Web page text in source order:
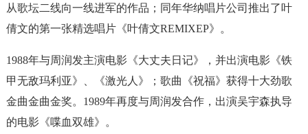
从歌坛二线向一线进军的作品；同年华纳唱片公司推出了叶
倩文的第一张精选唱片《叶倩文REMIXEP》。
1988年与周润发主演电影《大丈夫日记》，并出演电影《铁
甲无敌玛利亚》、《激光人》；歌曲《祝福》获得十大劲歌
金曲金曲金奖。1989年再度与周润发合作，出演吴宇森执导
的电影《喋血双雄》。